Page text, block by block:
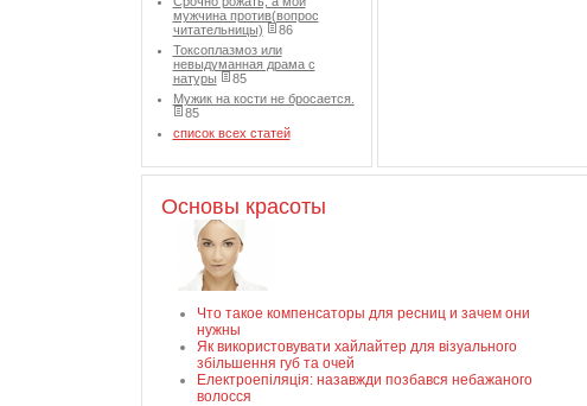
мужчина против(вопрос
читательницы)
86
Токсоплазмоз или
невыдуманная драма с
натуры
85
Мужик на кости не бросается.
85
список всех статей
Основы красоты
Что такое компенсаторы для ресниц и зачем они
нужны
Як використовувати хайлайтер для візуального
збільшення губ та очей
Електроепіляція: назавжди позбався небажаного
волосся